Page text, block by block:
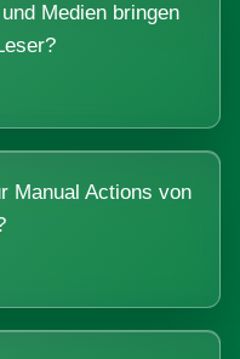
Medien bringen
Manual Actions von